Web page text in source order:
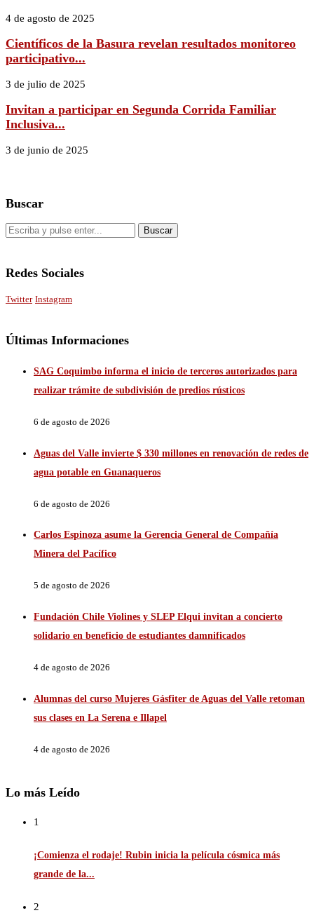
4 de agosto de 2025
Científicos de la Basura revelan resultados monitoreo
participativo...
3 de julio de 2025
Invitan a participar en Segunda Corrida Familiar
Inclusiva...
3 de junio de 2025
Buscar
Redes Sociales
Twitter Instagram
Últimas Informaciones
SAG Coquimbo informa el inicio de terceros autorizados para
realizar trámite de subdivisión de predios rústicos
6 de agosto de 2026
Aguas del Valle invierte $ 330 millones en renovación de redes de
agua potable en Guanaqueros
6 de agosto de 2026
Carlos Espinoza asume la Gerencia General de Compañía
Minera del Pacífico
5 de agosto de 2026
Fundación Chile Violines y SLEP Elqui invitan a concierto
solidario en beneficio de estudiantes damnificados
4 de agosto de 2026
Alumnas del curso Mujeres Gásfiter de Aguas del Valle retoman
sus clases en La Serena e Illapel
4 de agosto de 2026
Lo más Leído
1
¡Comienza el rodaje! Rubin inicia la película cósmica más
grande de la...
2